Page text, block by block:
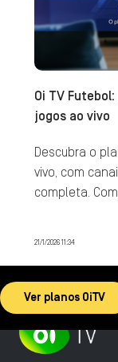
Oi TV
jogos ao vivo
Descubra o
vivo, com
completa.
21/1/2026 11:34
Ver planos OiTV